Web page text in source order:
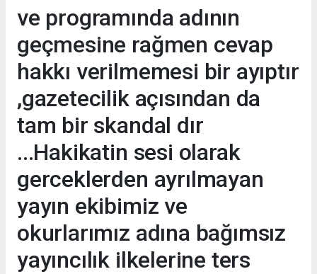
ve programında adının
geçmesine rağmen cevap
hakkı verilmemesi bir ayıptır
,gazetecilik açısından da
tam bir skandal dır
...Hakikatin sesi olarak
gerceklerden ayrılmayan
yayın ekibimiz ve
okurlarımız adına bağımsız
yayıncılık ilkelerine ters